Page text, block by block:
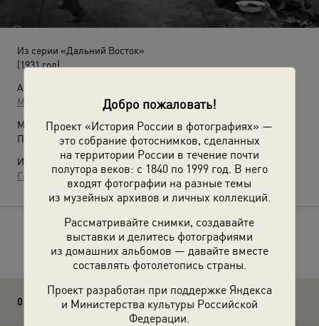
Добро пожаловать!
Проект «История России в фотографиях» —
это собрание фотоснимков, сделанных
на территории России в течение почти
полутора веков: с 1840 по 1999 год. В него
входят фотографии на разные темы
из музейных архивов и личных коллекций.
Рассматривайте снимки, создавайте
выставки и делитесь фотографиями
из домашних альбомов — давайте вместе
составлять фотолетопись страны.
Проект разработан при поддержке Яндекса
и Министерства культуры Российской
Федерации.
Из серии «Дальний Восток»
(1931 год)
Автор:
Михаил Пришвин
Место съемки:
Приморский край, г. Владивосток
Источники:
Государственный Литературный музей
Расскажите друзьям об этом фото
0 комментариев